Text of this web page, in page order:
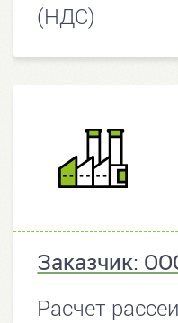
(НДС)
Заказчик:
Расчет